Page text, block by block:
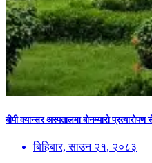
बीपी क्यान्सर अस्पतालमा बोनम्यारो
बिहिबार, साउन २१, २०८३